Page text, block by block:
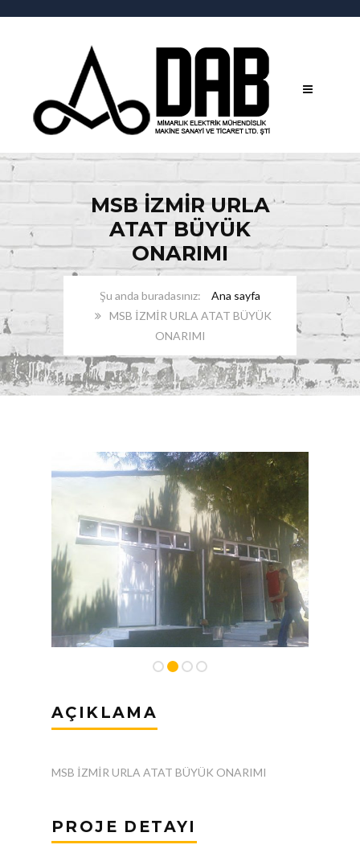
MSB İZMİR URLA
ATAT BÜYÜK
ONARIMI
Ana sayfa
MSB İZMİR URLA ATAT BÜYÜK
ONARIMI
AÇIKLAMA
MSB İZMİR URLA ATAT BÜYÜK ONARIMI
PROJE DETAYI